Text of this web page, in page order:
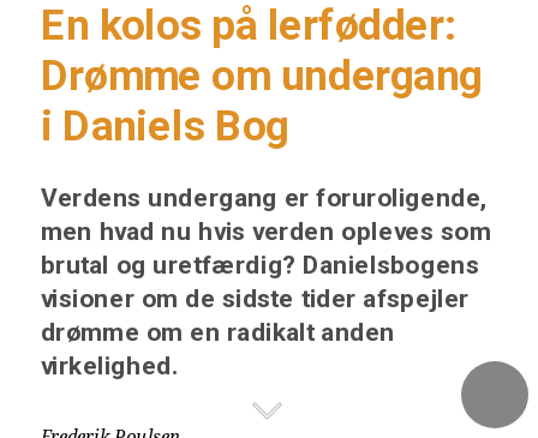
En kolos på lerfødder:
Drømme om undergang
i Daniels Bog
Verdens undergang er foruroligende,
men hvad nu hvis verden opleves som
brutal og uretfærdig? Danielsbogens
visioner om de sidste tider afspejler
drømme om en radikalt anden
virkelighed.